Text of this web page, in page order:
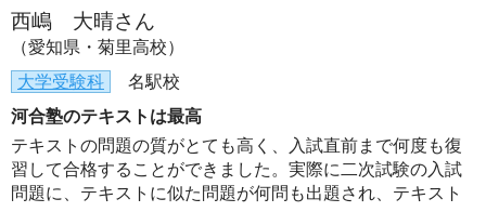
西嶋 大晴さん
（愛知県・菊里高校）
大学受験科
名駅校
河合塾のテキストは最高
テキストの問題の質がとても高く、入試直前まで何度も復
習して合格することができました。実際に二次試験の入試
問題に、テキストに似た問題が何問も出題され、テキスト